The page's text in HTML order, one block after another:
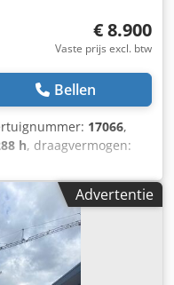
€ 8.900
Vaste prijs excl. btw
Bellen
17066,
h, draagvermogen:
elektrisch,
mm
1.150 mm,
200/50-10
91133364
48V 4PzS 620Ah (uit
Advertentie